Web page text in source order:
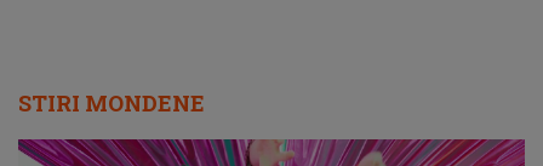
STIRI MONDENE